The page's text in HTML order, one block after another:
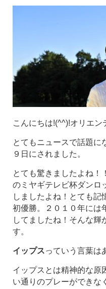
こんにちは!(^^)!オリエン
とてもニュースで話題に
９日にされました。
とても驚きましたよね！
のミヤギテレビ杯ダンロ
しましたよね！とても記
初優勝。２０１０年には
してましたね！そんな輝
す。
イップスっていう言葉は
イップスとは精神的な原
い通りのプレーができな